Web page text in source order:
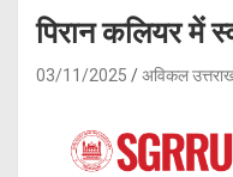
पिरान कलियर में
03/11/2025 अविकल